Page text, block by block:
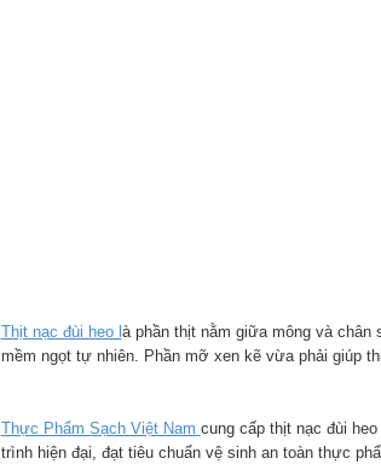
Thịt nạc đùi heo l à phần thịt nằm giữa mông và
mềm ngọt tự nhiên. Phần mỡ xen kẽ vừa phải giúp
Thực Phẩm Sạch Việt Nam cung cấp thịt nạc đùi
trình hiện đại, đạt tiêu chuẩn vệ sinh an toàn thực